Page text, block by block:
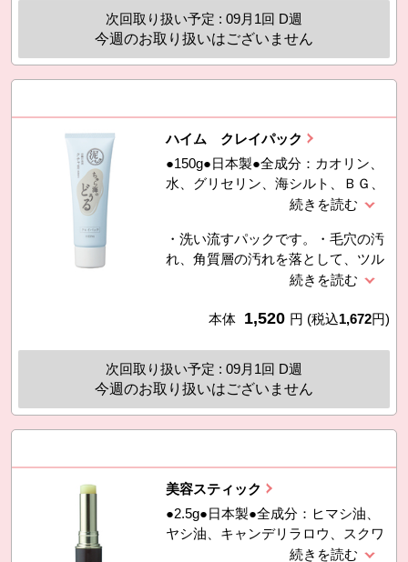
ナシ果汁発酵液（乳酸桿菌由来）配
合。・さわやかなラベンダーの香
り。（香りは天然精油によるもので
す。）
次回取り扱い予定 : 09月1回 D週
今週のお取り扱いはございません
ハイム クレイパック
●150g●日本製●全成分：カオリン、
水、グリセリン、海シルト、ＢＧ、
ベントナイト、ベタイン、グリチル
オキナワモズクエキス、アロエベラ
葉エキス、オクラ果実エキス、ヘチ
マエキス、キサンタンガム、エタノ
・洗い流すパックです。・毛穴の汚
れ、角質層の汚れを落として、ツル
ツルしてハリのある柔らかい健康な
成分としてオキナワモズクエキス、
ス、オクラ果実エキスを配合。・吸
着・洗浄・角質ケア成分として沖縄
産海泥「クチャ」（海シルト）を贅
沢に配合。
本体 1,520 円 (税込1,672円)
次回取り扱い予定 : 09月1回 D週
今週のお取り扱いはございません
美容スティック
●2.5g●日本製●全成分：ヒマシ油、
ヤシ油、キャンデリラロウ、スクワ
ラン、ミツロウ、カルナウバロウ、